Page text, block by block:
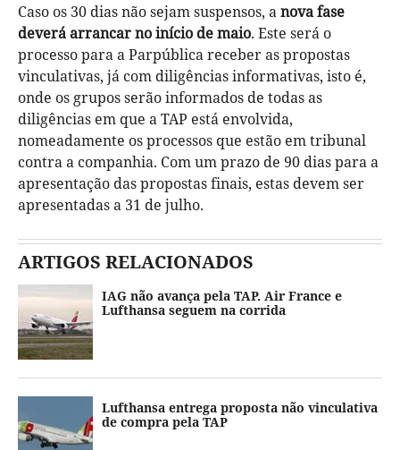
Caso os 30 dias não sejam suspensos, anova fase
deverá arrancar no início de maio. Este será o
processo para a Parpública receber as propostas
vinculativas, já com diligências informativas, isto é,
onde os grupos serão informados de todas as
diligências em que a TAP está envolvida,
nomeadamente os processos que estão em tribunal
contra a companhia. Com um prazo de 90 dias para a
apresentação das propostas finais, estas devem ser
apresentadas a 31 de julho.
ARTIGOS RELACIONADOS
IAG não avança pela TAP. Air France e
Lufthansa seguem na corrida
Lufthansa entrega proposta não vinculativa
de compra pela TAP